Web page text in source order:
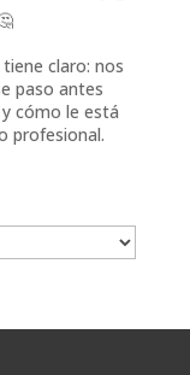
claro: nos
paso antes
cómo le está
profesional.
empresas.